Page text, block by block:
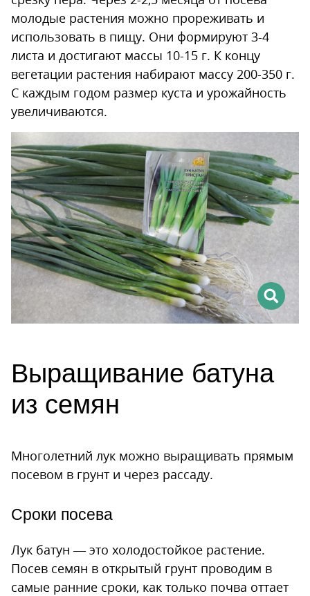
молодые растения можно прореживать и
использовать в пищу. Они формируют 3-4
листа и достигают массы 10-15 г. К концу
вегетации растения набирают массу 200-350 г.
С каждым годом размер куста и урожайность
увеличиваются.
Выращивание батуна
из семян
Многолетний лук можно выращивать прямым
посевом в грунт и через рассаду.
Сроки посева
Лук батун — это холодостойкое растение.
Посев семян в открытый грунт проводим в
самые ранние сроки, как только почва оттает